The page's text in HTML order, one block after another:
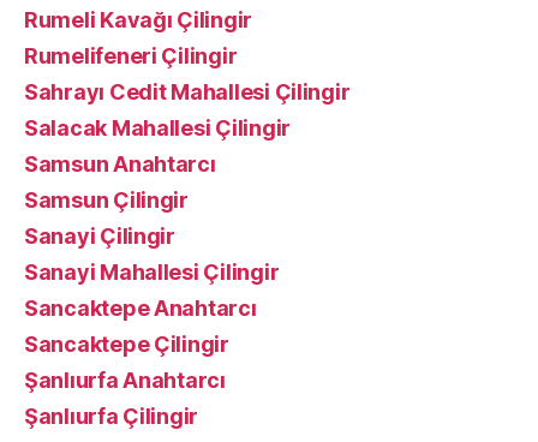
Rumeli Kavağı Çilingir
Rumelifeneri Çilingir
Sahrayı Cedit Mahallesi Çilingir
Salacak Mahallesi Çilingir
Samsun Anahtarcı
Samsun Çilingir
Sanayi Çilingir
Sanayi Mahallesi Çilingir
Sancaktepe Anahtarcı
Sancaktepe Çilingir
Şanlıurfa Anahtarcı
Şanlıurfa Çilingir